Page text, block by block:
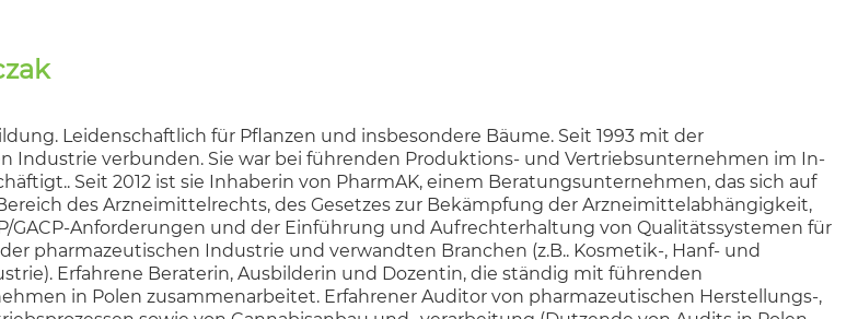
Leidenschaftlich für Pflanzen und insbesondere Bäume. Seit 1993 mit der
Industrie verbunden. Sie war bei führenden Produktions- und Vertriebsunternehmen im In-
Seit 2012 ist sie Inhaberin von PharmAK, einem Beratungsunternehmen, das sich auf
des Arzneimittelrechts, des Gesetzes zur Bekämpfung der Arzneimittelabhängigkeit,
GACP-Anforderungen und der Einführung und Aufrechterhaltung von Qualitätssystemen für
pharmazeutischen Industrie und verwandten Branchen (z.B.. Kosmetik-, Hanf- und
Erfahrene Beraterin, Ausbilderin und Dozentin, die ständig mit führenden
in Polen zusammenarbeitet. Erfahrener Auditor von pharmazeutischen Herstellungs-,